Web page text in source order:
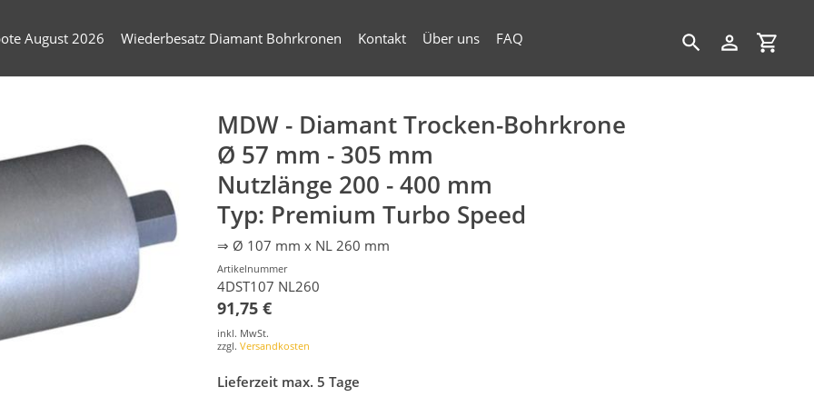
August 2026 Wiederbesatz Diamant Bohrkronen Kontakt Über uns FAQ
SuchenEinloggen
MDW - Diamant Trocken-Bohrkrone
Ø 57 mm - 305 mm
Nutzlänge 200 - 400 mm
Typ: Premium Turbo Speed
⇒ Ø 107 mm x NL 260 mm
Artikelnummer
4DST107 NL260
91,75 €
inkl. MwSt.
zzgl. Versandkosten
Lieferzeit max. 5 Tage